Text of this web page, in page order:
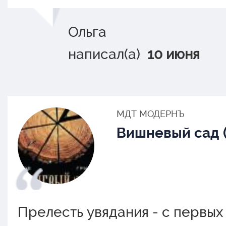
Ольга
написал(а) 10 июня
МДТ МОДЕРНЪ
Вишневый сад
Прелесть увядания - с